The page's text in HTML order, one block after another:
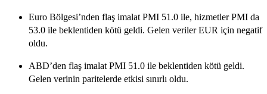
Euro Bölgesi’nden flaş imalat PMI 51.0 ile, hizmetler PMI da
53.0 ile beklentiden kötü geldi. Gelen veriler EUR için negatif
oldu.
ABD’den flaş imalat PMI 51.0 ile beklentiden kötü geldi.
Gelen verinin paritelerde etkisi sınırlı oldu.